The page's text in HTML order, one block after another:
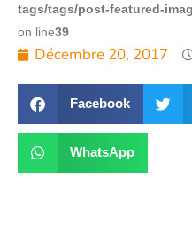
tags/tags/post-featured-
on line39
Décembre 20, 2017
Facebook
WhatsApp